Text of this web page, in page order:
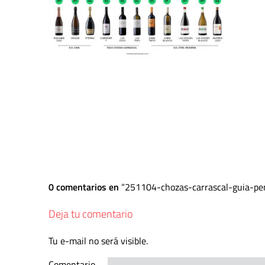
0 comentarios en 251104-chozas-carrascal-guia-
Deja tu comentario
Tu e-mail no será visible.